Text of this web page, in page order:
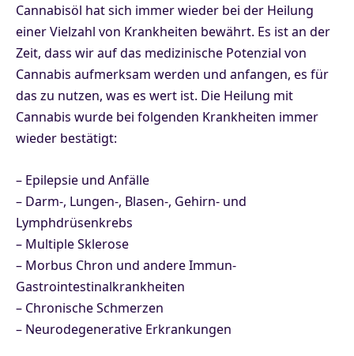
Cannabisöl hat sich immer wieder bei der Heilung
einer Vielzahl von Krankheiten bewährt. Es ist an der
Zeit, dass wir auf das medizinische Potenzial von
Cannabis aufmerksam werden und anfangen, es für
das zu nutzen, was es wert ist. Die Heilung mit
Cannabis wurde bei folgenden Krankheiten immer
wieder bestätigt:
– Epilepsie und Anfälle
– Darm-, Lungen-, Blasen-, Gehirn- und
Lymphdrüsenkrebs
– Multiple Sklerose
– Morbus Chron und andere Immun-
Gastrointestinalkrankheiten
– Chronische Schmerzen
– Neurodegenerative Erkrankungen